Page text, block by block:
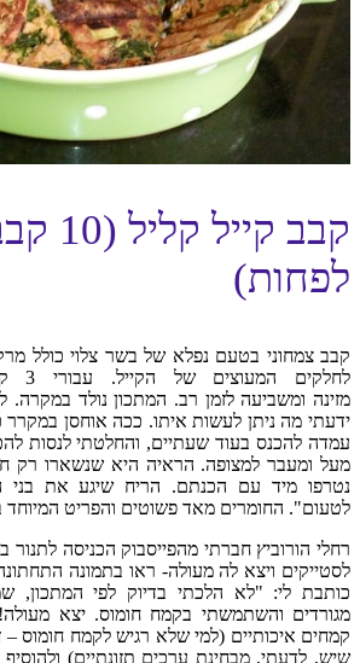
קבב קייל
לפחות)
קבב צמחוני בטעם נפלא של בשר צלוי כולל
מזינה ומשביעה לזמן רב. המתכון נולד במקרה.
ידעתי מה ניתן לעשות איתו. ככה אוחסן
עמדה להכנס בעוד שעתיים, והחלטתי לנסות
מעל ומעבר למצופה. הראיה היא שנשארו רק
נטרפו מיד עם הכנתם. הריח שיגע את בני
לטעום". החומרים מאד פשוטים והפריט המיוחד
רחלי הורוביץ חברתי מהפייסבוק הכניסה
לסטייקים ויצא לה מעולה- ראו בתמונה
כותבת לי: "לא הלכתי בדיוק לפי המתכון,
מגורדים והשתמשתי בקמח חומוס. יצא
קמחים איכותיים (למי שלא רגיש לקמח חומוס
שיש, לדעתי, מבחינת ערכים תזונתיים) ולהוסיף